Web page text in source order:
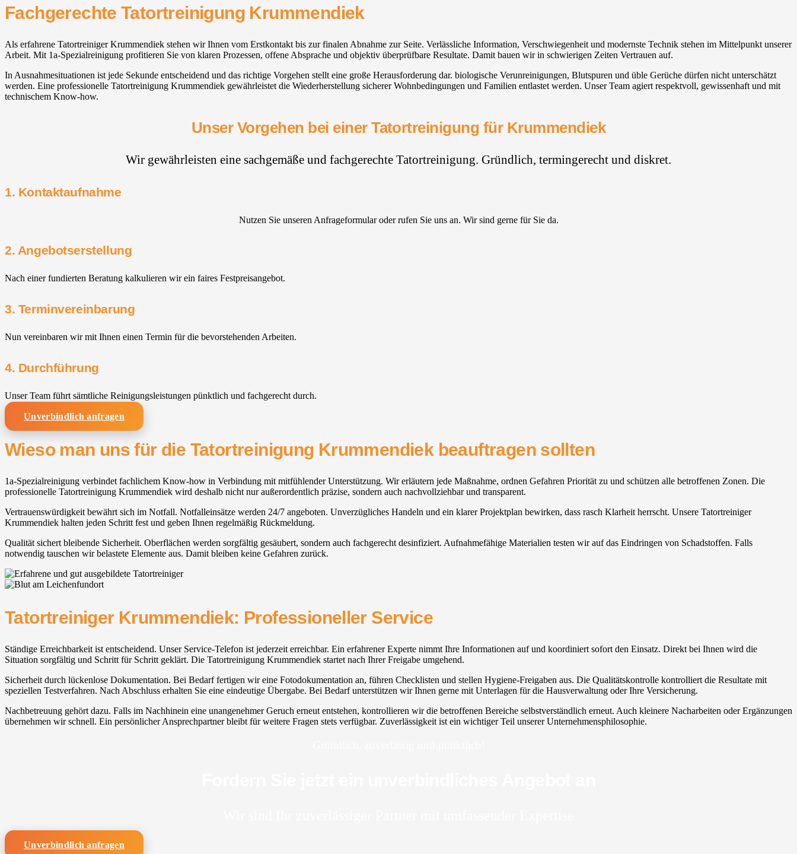
Fachgerechte Tatortreinigung Krummendiek
Als erfahrene Tatortreiniger Krummendiek stehen wir Ihnen vom Erstkontakt bis zur finalen Abnahme zur Seite. Verlässliche Information, Verschwiegenheit und modernste Technik stehen im Mittelpunkt unserer
Arbeit. Mit 1a-Spezialreinigung profitieren Sie von klaren Prozessen, offene Absprache und objektiv überprüfbare Resultate. Damit bauen wir in schwierigen Zeiten Vertrauen auf.
In Ausnahmesituationen ist jede Sekunde entscheidend und das richtige Vorgehen stellt eine große Herausforderung dar. biologische Verunreinigungen, Blutspuren und üble Gerüche dürfen nicht unterschätzt
werden. Eine professionelle Tatortreinigung Krummendiek gewährleistet die Wiederherstellung sicherer Wohnbedingungen und Familien entlastet werden. Unser Team agiert respektvoll, gewissenhaft und mit
technischem Know-how.
Unser Vorgehen bei einer Tatortreinigung für Krummendiek
Wir gewährleisten eine sachgemäße und fachgerechte Tatortreinigung. Gründlich, termingerecht und diskret.
1. Kontaktaufnahme
Nutzen Sie unseren Anfrageformular oder rufen Sie uns an. Wir sind gerne für Sie da.
2. Angebotserstellung
Nach einer fundierten Beratung kalkulieren wir ein faires Festpreisangebot.
3. Terminvereinbarung
Nun vereinbaren wir mit Ihnen einen Termin für die bevorstehenden Arbeiten.
4. Durchführung
Unser Team führt sämtliche Reinigungsleistungen pünktlich und fachgerecht durch.
Unverbindlich anfragen
Wieso man uns für die Tatortreinigung Krummendiek beauftragen sollten
1a-Spezialreinigung verbindet fachlichem Know-how in Verbindung mit mitfühlender Unterstützung. Wir erläutern jede Maßnahme, ordnen Gefahren Priorität zu und schützen alle betroffenen Zonen. Die
professionelle Tatortreinigung Krummendiek wird deshalb nicht nur außerordentlich präzise, sondern auch nachvollziehbar und transparent.
Vertrauenswürdigkeit bewährt sich im Notfall. Notfalleinsätze werden 24/7 angeboten. Unverzügliches Handeln und ein klarer Projektplan bewirken, dass rasch Klarheit herrscht. Unsere Tatortreiniger
Krummendiek halten jeden Schritt fest und geben Ihnen regelmäßig Rückmeldung.
Qualität sichert bleibende Sicherheit. Oberflächen werden sorgfältig gesäubert, sondern auch fachgerecht desinfiziert. Aufnahmefähige Materialien testen wir auf das Eindringen von Schadstoffen. Falls
notwendig tauschen wir belastete Elemente aus. Damit bleiben keine Gefahren zurück.
Tatortreiniger Krummendiek: Professioneller Service
Ständige Erreichbarkeit ist entscheidend. Unser Service-Telefon ist jederzeit erreichbar. Ein erfahrener Experte nimmt Ihre Informationen auf und koordiniert sofort den Einsatz. Direkt bei Ihnen wird die
Situation sorgfältig und Schritt für Schritt geklärt. Die Tatortreinigung Krummendiek startet nach Ihrer Freigabe umgehend.
Sicherheit durch lückenlose Dokumentation. Bei Bedarf fertigen wir eine Fotodokumentation an, führen Checklisten und stellen Hygiene-Freigaben aus. Die Qualitätskontrolle kontrolliert die Resultate mit
speziellen Testverfahren. Nach Abschluss erhalten Sie eine eindeutige Übergabe. Bei Bedarf unterstützen wir Ihnen gerne mit Unterlagen für die Hausverwaltung oder Ihre Versicherung.
Nachbetreuung gehört dazu. Falls im Nachhinein eine unangenehmer Geruch erneut entstehen, kontrollieren wir die betroffenen Bereiche selbstverständlich erneut. Auch kleinere Nacharbeiten oder Ergänzungen
übernehmen wir schnell. Ein persönlicher Ansprechpartner bleibt für weitere Fragen stets verfügbar. Zuverlässigkeit ist ein wichtiger Teil unserer Unternehmensphilosophie.
Unverbindlich anfragen